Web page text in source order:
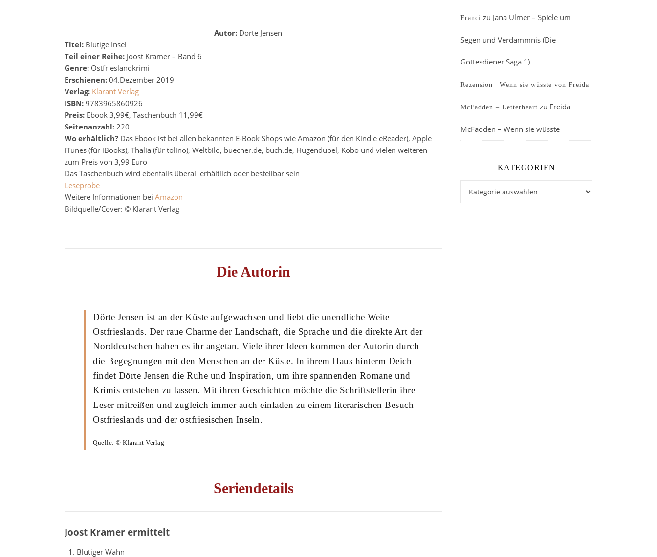
Autor: Dörte Jensen
Titel: Blutige Insel
Teil einer Reihe: Joost Kramer – Band 6
Genre: Ostfrieslandkrimi
Erschienen: 04.Dezember 2019
Verlag: Klarant Verlag
ISBN: 9783965860926
Preis: Ebook 3,99€, Taschenbuch 11,99€
Seitenanzahl: 220
Wo erhältlich? Das Ebook ist bei allen bekannten E-Book Shops wie Amazon (für den Kindle eReader), Apple
iTunes (für iBooks), Thalia (für tolino), Weltbild, buecher.de, buch.de, Hugendubel, Kobo und vielen weiteren
zum Preis von 3,99 Euro
Das Taschenbuch wird ebenfalls überall erhältlich oder bestellbar sein
Leseprobe
Weitere Informationen bei Amazon
Bildquelle/Cover: © Klarant Verlag
Die Autorin
Dörte Jensen ist an der Küste aufgewachsen und liebt die unendliche Weite
Ostfrieslands. Der raue Charme der Landschaft, die Sprache und die direkte Art der
Norddeutschen haben es ihr angetan. Viele ihrer Ideen kommen der Autorin durch
die Begegnungen mit den Menschen an der Küste. In ihrem Haus hinterm Deich
findet Dörte Jensen die Ruhe und Inspiration, um ihre spannenden Romane und
Krimis entstehen zu lassen. Mit ihren Geschichten möchte die Schriftstellerin ihre
Leser mitreißen und zugleich immer auch einladen zu einem literarischen Besuch
Ostfrieslands und der ostfriesischen Inseln.
Quelle: © Klarant Verlag
Seriendetails
Joost Kramer ermittelt
Blutiger Wahn
Franci zu Jana Ulmer – Spiele um
Segen und Verdammnis (Die
Gottesdiener Saga 1)
Rezension | Wenn sie wüsste von Freida
McFadden – Letterheart zu Freida
McFadden – Wenn sie wüsste
KATEGORIEN